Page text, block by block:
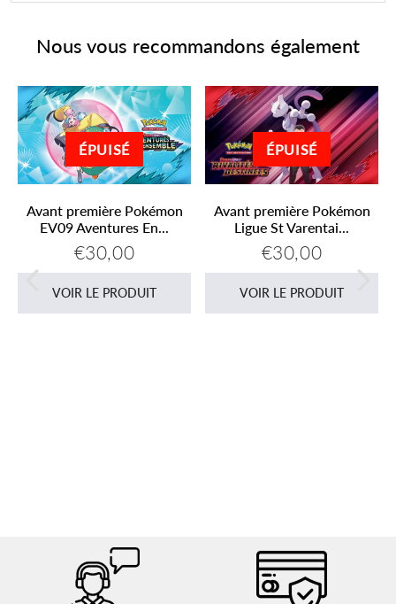
Nous vous recommandons également
ÉPUISÉ
Avant première Pokémon
EV09 Aventures En...
Prix
régulier
€30,00
VOIR LE PRODUIT
ÉPUISÉ
Avant première Pokémon
Ligue St Varentai...
Prix
régulier
€30,00
VOIR LE PRODUIT